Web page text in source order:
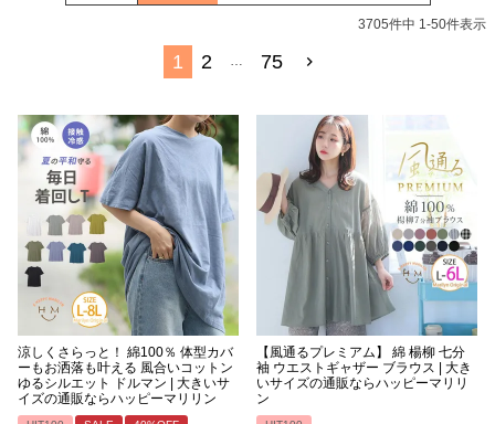
3705件中 1-50件表示
1 2 … 75
涼しくさらっと！ 綿100％ 体型カバ
ーもお洒落も叶える 風合いコットン
ゆるシルエット ドルマン | 大きいサ
イズの通販ならハッピーマリリン
【風通るプレミアム】 綿 楊柳 七分
袖 ウエストギャザー ブラウス | 大き
いサイズの通販ならハッピーマリリ
ン